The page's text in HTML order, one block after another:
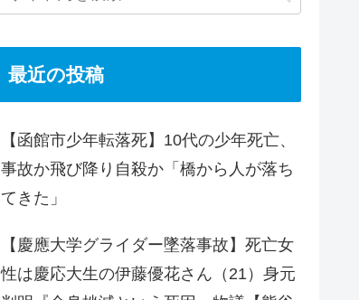
最近の投稿
【函館市少年転落死】10代の少年死亡、
事故か飛び降り自殺か「橋から人が落ち
てきた」
【慶應大学グライダー墜落事故】死亡女
性は慶応大生の伊藤優花さん（21）身元